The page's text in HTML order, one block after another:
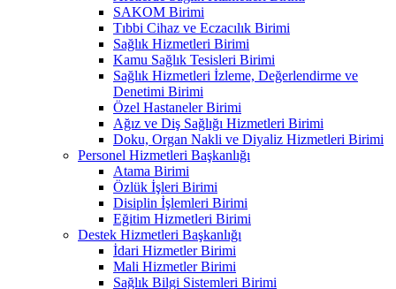
SAKOM Birimi
Tıbbi Cihaz ve Eczacılık Birimi
Sağlık Hizmetleri Birimi
Kamu Sağlık Tesisleri Birimi
Sağlık Hizmetleri İzleme, Değerlendirme ve
Denetimi Birimi
Özel Hastaneler Birimi
Ağız ve Diş Sağlığı Hizmetleri Birimi
Doku, Organ Nakli ve Diyaliz Hizmetleri Birimi
Personel Hizmetleri Başkanlığı
Atama Birimi
Özlük İşleri Birimi
Disiplin İşlemleri Birimi
Eğitim Hizmetleri Birimi
Destek Hizmetleri Başkanlığı
İdari Hizmetler Birimi
Mali Hizmetler Birimi
Sağlık Bilgi Sistemleri Birimi